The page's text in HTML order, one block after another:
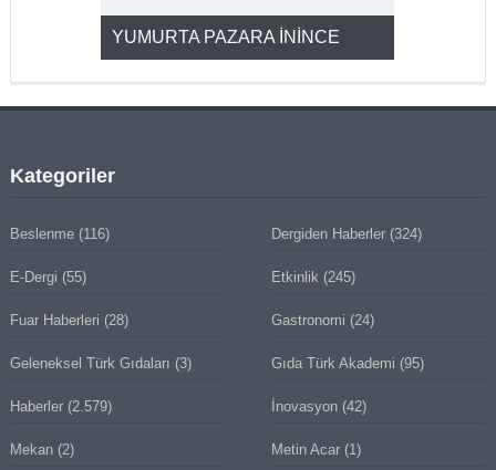
YUMURTA PAZARA İNİNCE
Kategoriler
Beslenme(116) Dergiden Haberler (324)
E-Dergi (55) Etkinlik (245)
Fuar Haberleri (28) Gastronomi (24)
Geleneksel Türk Gıdaları (3) Gıda Türk Akademi (95)
Haberler(2.579) İnovasyon (42)
Mekan(2) Metin Acar (1)